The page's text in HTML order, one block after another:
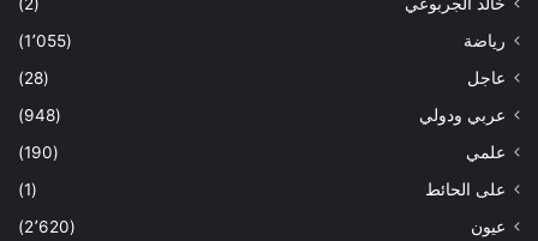
رياضة
(1٬055)
عاجل
(28)
عربي ودولي
(948)
علمي
(190)
على الحائط
(1)
عيون
(2٬620)